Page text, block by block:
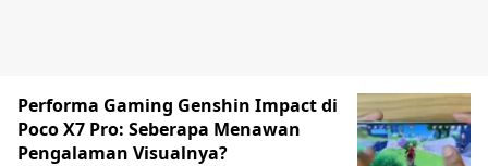
Performa Gaming Genshin Impact di
Poco X7 Pro: Seberapa Menawan
Pengalaman Visualnya?